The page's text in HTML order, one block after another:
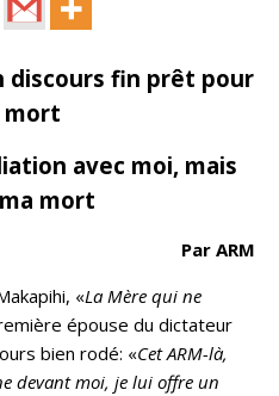
discours fin prêt pour
mort
avec moi, mais
mort
Par ARM
«La Mère qui ne
épouse du dictateur
bien rodé: «Cet ARM-là,
devant moi, je lui offre un